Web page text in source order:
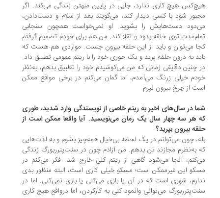
هیچ کاری ندارد، جایی در پایین منهتن زندگی می‌کند. اگر
شود با کسی دیدار کند، می‌گویند بعد از سلام و دست‌دادن،
دست‌هایش را بشوید. او نمی‌خواست همچون سنجابی
توی حلقه بدود و تقلا کند. من هم برای خودم تصمیم گرفتم
می‌توان و باید از این حلقه بیرون جست. مواردی هم هست که
به درون حلقه پرید و یک جوری خود را با ریتم عمومی تطبیق داد.
چنین دقایقی زمانی که من می‌کوشیدم خود را تطبیق بدهم، به‌نظر
خیلی زرنگ می‌آمدم، اما گمان می‌کنم در برخی مواقع ممکن
از چرخ بیرون نپرم.
در سال‌های اخیر به ریتم خاصی از نویسندگی وارد شدید، طوری
هر سه چهار سال یک رمان می‌نویسید. آیا واقعا ممکن است از
بیرون بپرید؟
چون می‌توانم در یک لحظه بی‌خیال همه‌چیز بشوم و به لذت‌هایی
به‌نظرم مجازند تن بدهم. من آزادم چون در سنت‌پترربورگ زندگی
آنجا می‌شود گاهی از ریتم کلی خارج شد. فکر می‌کنم در
این غیرممکن است؛ مسکو خیلی کاری است، البته منظور بدی
شهری است که در آن یا بازی می‌کنی یا بازی نمی‌کنی. اما در
می‌توانی وانمود کنی به کارکردن، اما درواقع هیچ کاری